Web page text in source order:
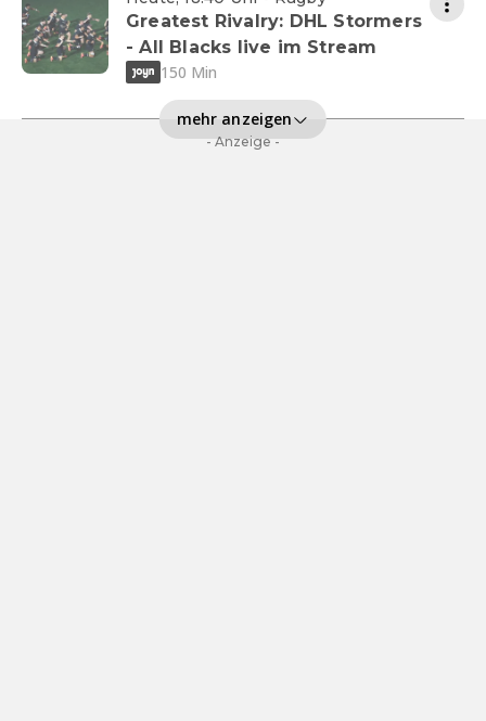
Greatest Rivalry: DHL Stormers
- All Blacks live im Stream
150 Min
mehr anzeigen
- Anzeige -